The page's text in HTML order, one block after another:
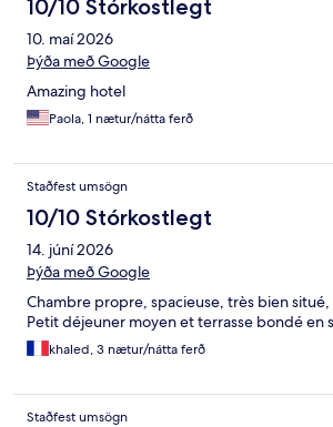
10/10 Stórkostlegt
10. maí 2026
Þýða með Google
Amazing hotel
Paola, 1 nætur/nátta ferð
Staðfest umsögn
10/10 Stórkostlegt
14. júní 2026
Þýða með Google
Chambre propre, spacieuse, très bien
Petit déjeuner moyen et terrasse bondé en
khaled, 3 nætur/nátta ferð
Staðfest umsögn